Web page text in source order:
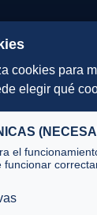
cookies para
elegir qué
el
funcionar